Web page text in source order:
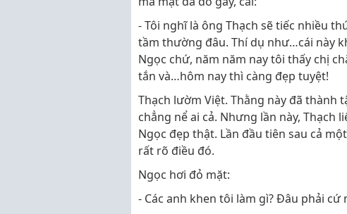
- Tôi nghĩ là ông Thạch sẽ tiếc nhiều
tầm thường đâu. Thí dụ như…cái này
Ngọc chứ, năm năm nay tôi thấy chị
tắn và…hôm nay thì càng đẹp tuyệt!
Thạch lườm Việt. Thằng này đã thành
chẳng nể ai cả. Nhưng lần này, Thạch
Ngọc đẹp thật. Lần đầu tiên sau cả
rất rõ điều đó.
Ngọc hơi đỏ mặt:
- Các anh khen tôi làm gì? Đâu phải